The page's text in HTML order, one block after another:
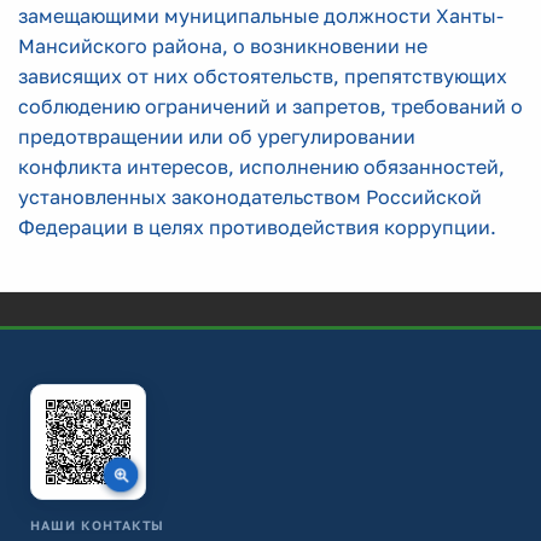
замещающими муниципальные должности Ханты-
Мансийского района, о возникновении не
зависящих от них обстоятельств, препятствующих
соблюдению ограничений и запретов, требований о
предотвращении или об урегулировании
конфликта интересов, исполнению обязанностей,
установленных законодательством Российской
Федерации в целях противодействия коррупции.
НАШИ КОНТАКТЫ